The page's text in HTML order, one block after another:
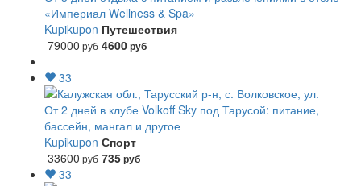
«Империал Wellness & Spa»
Kupikupon Путешествия
79000 руб 4600руб
33
От 2 дней в клубе Volkoff Sky под Тарусой: питание,
бассейн, мангал и другое
Kupikupon Спорт
33600 руб 735руб
33